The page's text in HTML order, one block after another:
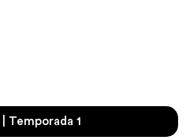
| Temporada 1